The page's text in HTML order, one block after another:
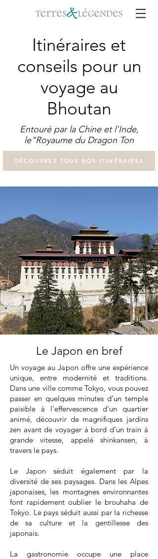
Itinéraires et
conseils pour un
voyage au
Bhoutan
Entouré par la Chine et l'Inde,
le"Royaume du Dragon Ton
DÉCOUVREZ TOUS NOS ITINÉRAIRES
Le Japon en bref
Un voyage au Japon offre une expérience
unique, entre modernité et traditions.
Dans une ville comme Tokyo, vous pouvez
passer en quelques minutes d’un temple
paisible à l’effervescence d’un quartier
animé, découvrir de magnifiques jardins
zen avant de voyager à bord d’un train à
grande vitesse, appelé shinkansen, à
travers le pays.
Le Japon séduit également par la
diversité de ses paysages. Dans les Alpes
japonaises, les montagnes environnantes
font rapidement oublier le brouhaha de
Tokyo. Le pays séduit aussi par la richesse
de sa culture et la gentillesse des
japonais.
La gastronomie occupe une place